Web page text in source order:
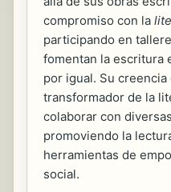
compromiso con la
participando en
fomentan la escritura
por igual. Su
transformador de la
colaborar con
promoviendo la
herramientas de
social.